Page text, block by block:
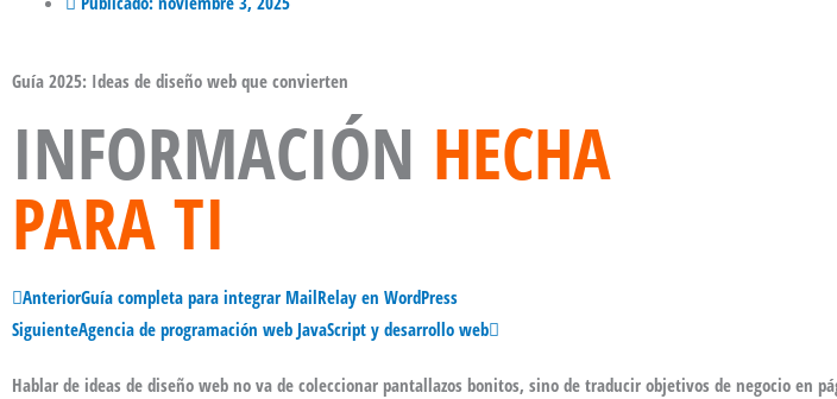
Guía 2025: Ideas de diseño web que convierten
INFORMACIÓN HECHA
PARA TI
Ant
AnteriorGuía completa para integrar MailRelay en WordPress
SiguienteAgencia de programación web JavaScript y desarrollo web
Hablar de ideas de diseño web no va de coleccionar pantallazos bonitos, sino de traducir objetivos de negocio en